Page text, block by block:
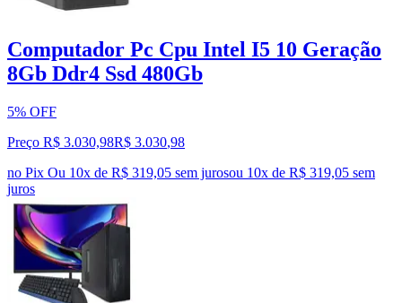
Computador Pc Cpu Intel I5 10 Geração
8Gb Ddr4 Ssd 480Gb
5% OFF
Preço R$ 3.030,98R$ 3.030,98
no Pix Ou 10x de R$ 319,05 sem jurosou 10x de R$ 319,05 sem
juros